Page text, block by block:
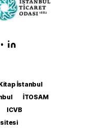
•
İstanbul
İTOSAM
ICVB